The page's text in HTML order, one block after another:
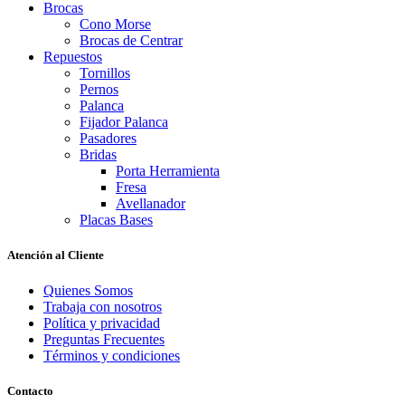
Brocas
Cono Morse
Brocas de Centrar
Repuestos
Tornillos
Pernos
Palanca
Fijador Palanca
Pasadores
Bridas
Porta Herramienta
Fresa
Avellanador
Placas Bases
Atención al Cliente
Quienes Somos
Trabaja con nosotros
Política y privacidad
Preguntas Frecuentes
Términos y condiciones
Contacto